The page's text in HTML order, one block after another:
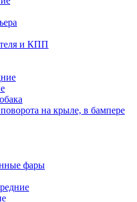
и КПП
на крыле, в бампере
фары